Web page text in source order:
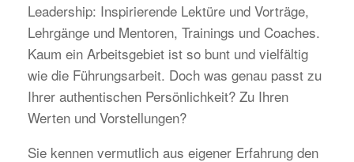
Leadership: Inspirierende Lektüre und Vorträge,
Lehrgänge und Mentoren, Trainings und Coaches.
Kaum ein Arbeitsgebiet ist so bunt und vielfältig
wie die Führungsarbeit. Doch was genau passt zu
Ihrer authentischen Persönlichkeit? Zu Ihren
Werten und Vorstellungen?
Sie kennen vermutlich aus eigener Erfahrung den